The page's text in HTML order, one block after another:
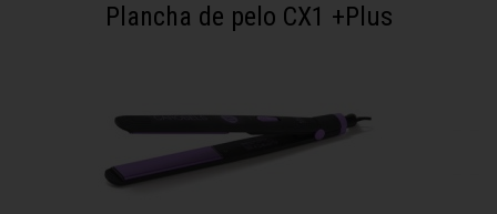
Plancha de pelo CX1 +Plus